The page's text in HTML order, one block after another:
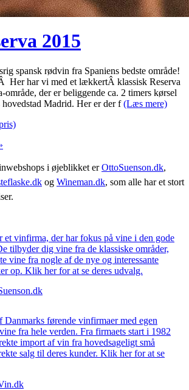
2015
spansk rødvin fra Spaniens bedste område!
Her har vi med et lækkertÂ klassisk Reserva
område, der er beliggende ca. 2 timers kørsel
hovedstad Madrid. Her er der f(Læs mere)
i øjeblikket erOttoSuenson.dk,
og Wineman.dk, som alle har et stort
et vinfirma, der har fokus på vine i den gode
tilbyder dig vine fra de klassiske områder,
vine fra nogle af de nye og interessante
op. Klik her for at se deres udvalg.
Danmarks førende vinfirmaer med egen
fra hele verden. Fra firmaets start i 1982
import af vin fra hovedsageligt små
salg til deres kunder. Klik her for at se